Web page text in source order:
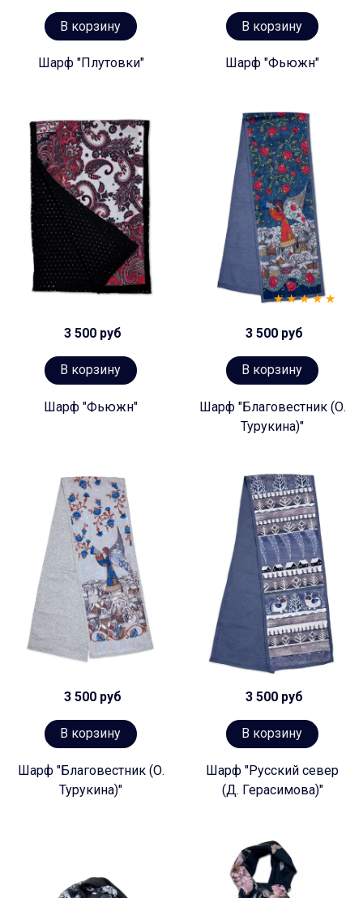
В корзину
Шарф "Плутовки"
В корзину
Шарф "Фьюжн"
3 500 руб
В корзину
Шарф "Фьюжн"
3 500 руб
В корзину
Шарф "Благовестник (О.
Турукина)"
3 500 руб
В корзину
Шарф "Благовестник (О.
Турукина)"
3 500 руб
В корзину
Шарф "Русский север
(Д. Герасимова)"